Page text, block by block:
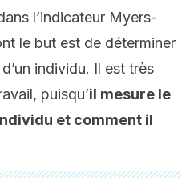
l’indicateur Myers-
le but est de déterminer
individu. Il est très
puisqu’il mesure le
et comment il